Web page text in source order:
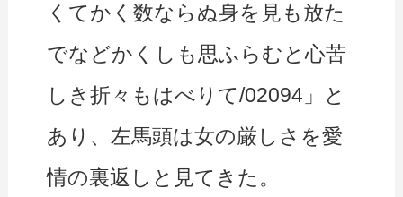
くてかく数ならぬ身を見も放た
でなどかくしも思ふらむと心苦
しき折々もはべりて/02094」と
あり、左馬頭は女の厳しさを愛
情の裏返しと見てきた。